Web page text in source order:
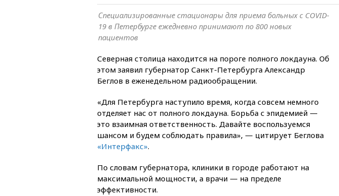
Специализированные стационары для приема больных с COVID-
19 в Петербурге ежедневно принимают по 800 новых
пациентов
Северная столица находится на пороге полного локдауна. Об
этом заявил губернатор Санкт-Петербурга Александр
Беглов в еженедельном радиообращении.
«Для Петербурга наступило время, когда совсем немного
отделяет нас от полного локдауна. Борьба с эпидемией —
это взаимная ответственность. Давайте воспользуемся
шансом и будем соблюдать правила», — цитирует Беглова
«Интерфакс».
По словам губернатора, клиники в городе работают на
максимальной мощности, а врачи — на пределе
эффективности.